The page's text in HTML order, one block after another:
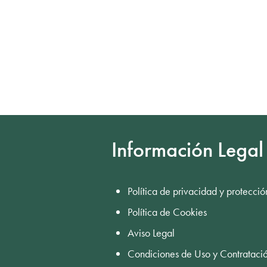
Información Legal
Política de privacidad y
Política de Cookies
Aviso Legal
Condiciones de Uso y